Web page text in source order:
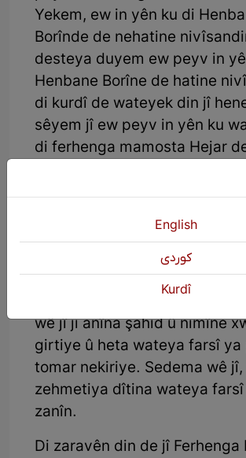
Yekem, ew in yên ku di
Borînde de nehatine
desteya duyem ew peyv in
Henbane Borîne de hatine
di kurdî de wateyek din jî
sêyem jî ew peyv in yên ku
di ferhenga mamosta Hejar
Gerdîglanî û Nahîdî ve jî
kêmtir berê xwe dane
ya peyvên ku Hesenzade
Peyvên Hesenzade, piraniya
wê jî ji anîna şahid û nimîne
girtiye û heta wateya farsî ya
tomar nekiriye. Sedema wê
zehmetiya dîtina wateya
zanîn.
Di zaravên din de jî Ferhenga
English
كوردی
Kurdî